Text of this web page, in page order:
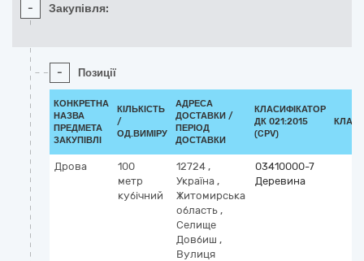
- Закупівля:
- Позиції
КОНКРЕТНА
НАЗВА
ПРЕДМЕТА
ЗАКУПІВЛІ
КІЛЬКІСТЬ
/
ОД.ВИМІРУ
АДРЕСА
ДОСТАВКИ /
ПЕРІОД
ДОСТАВКИ
КЛАСИФІКАТОР
ДК 021:2015
(CPV)
Дрова
100
метр
кубічний
12724 ,
Україна ,
Житомирська
область ,
Селище
Довбиш ,
Вулиця
03410000-7
Деревина